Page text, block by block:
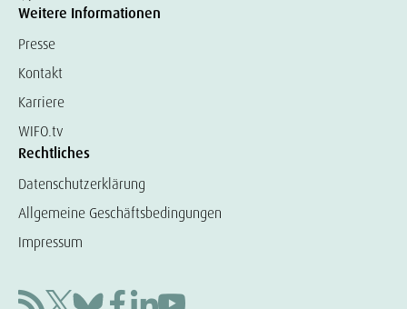
Weitere Informationen
Presse
Kontakt
Karriere
WIFO.tv
Rechtliches
Datenschutzerklärung
Allgemeine Geschäftsbedingungen
Impressum